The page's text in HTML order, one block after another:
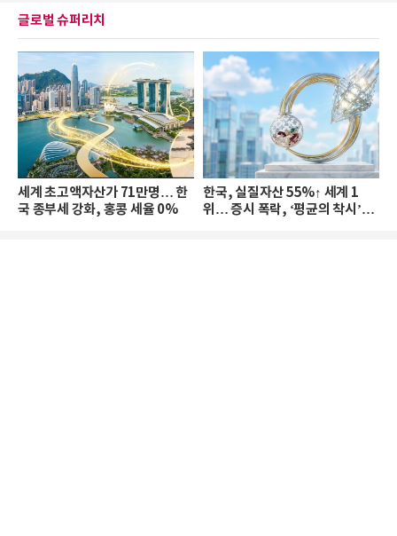
글로벌 슈퍼리치
세계 초고액자산가 71만명… 한
국 종부세 강화, 홍콩 세율 0%
한국, 실질자산 55%↑ 세계 1
위… 증시 폭락, ‘평균의 착시’와